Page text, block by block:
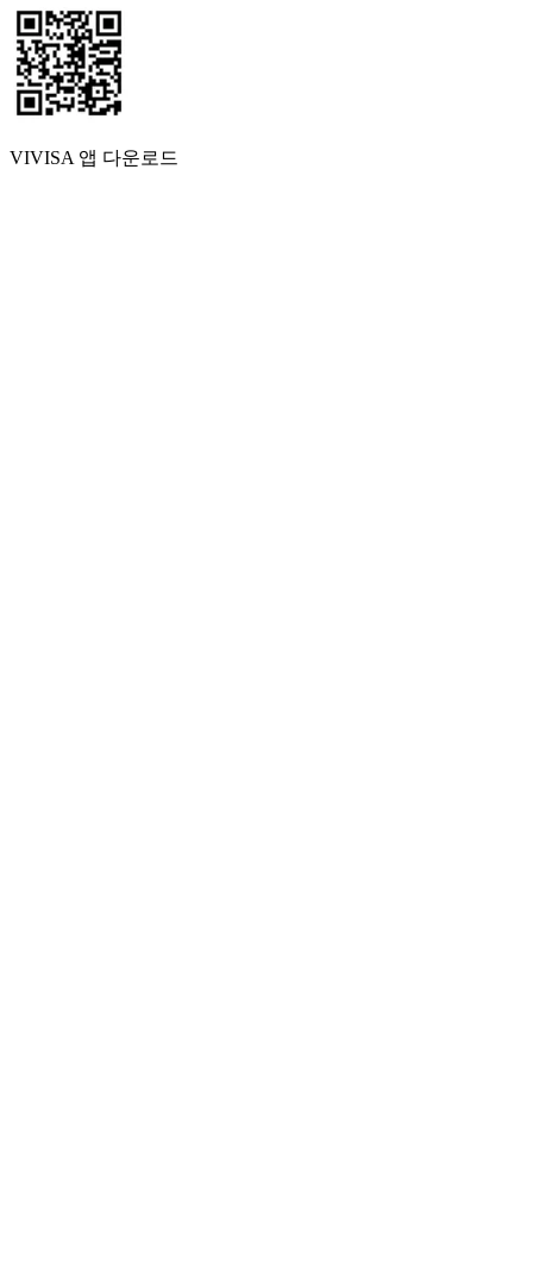
VIVISA 앱 다운로드